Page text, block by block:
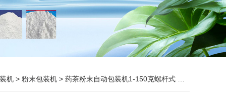
机 > 粉末包装机 > 药茶粉末自动包装机1-150克螺杆式 包装设备